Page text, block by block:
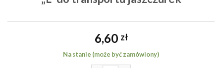
6,60 zł
Na stanie (może być zamówiony)